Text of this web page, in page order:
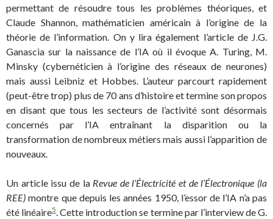
permettant de résoudre tous les problèmes théoriques, et
Claude Shannon, mathématicien américain à l’origine de la
théorie de l’information. On y lira également l’article de J.G.
Ganascia sur la naissance de l’IA où il évoque A. Turing, M.
Minsky (cybernéticien à l’origine des réseaux de neurones)
mais aussi Leibniz et Hobbes. L’auteur parcourt rapidement
(peut-être trop) plus de 70 ans d’histoire et termine son propos
en disant que tous les secteurs de l’activité sont désormais
concernés par l’IA entraînant la disparition ou la
transformation de nombreux métiers mais aussi l’apparition de
nouveaux.
Un article issu de la Revue de l’Électricité et de l’Électronique (la
REE) montre que depuis les années 1950, l’essor de l’IA n’a pas
été linéaire5. Cette introduction se termine par l’interview de G.